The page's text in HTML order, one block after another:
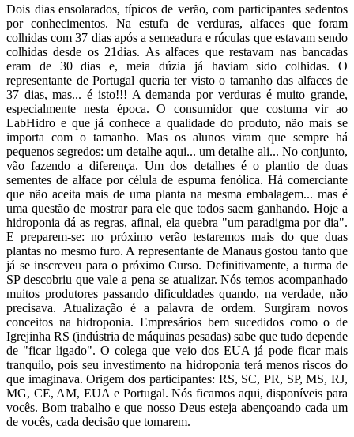
Dois dias ensolarados, típicos de verão, com participantes sedentos
por conhecimentos. Na estufa de verduras, alfaces que foram
colhidas com 37 dias após a semeadura e rúculas que estavam sendo
colhidas desde os 21dias. As alfaces que restavam nas bancadas
eram de 30 dias e, meia dúzia já haviam sido colhidas. O
representante de Portugal queria ter visto o tamanho das alfaces de
37 dias, mas... é isto!!! A demanda por verduras é muito grande,
especialmente nesta época. O consumidor que costuma vir ao
LabHidro e que já conhece a qualidade do produto, não mais se
importa com o tamanho. Mas os alunos viram que sempre há
pequenos segredos: um detalhe aqui... um detalhe ali... No conjunto,
vão fazendo a diferença. Um dos detalhes é o plantio de duas
sementes de alface por célula de espuma fenólica. Há comerciante
que não aceita mais de uma planta na mesma embalagem... mas é
uma questão de mostrar para ele que todos saem ganhando. Hoje a
hidroponia dá as regras, afinal, ela quebra "um paradigma por dia".
E preparem-se: no próximo verão testaremos mais do que duas
plantas no mesmo furo. A representante de Manaus gostou tanto que
já se inscreveu para o próximo Curso. Definitivamente, a turma de
SP descobriu que vale a pena se atualizar. Nós temos acompanhado
muitos produtores passando dificuldades quando, na verdade, não
precisava. Atualização é a palavra de ordem. Surgiram novos
conceitos na hidroponia. Empresários bem sucedidos como o de
Igrejinha RS (indústria de máquinas pesadas) sabe que tudo depende
de "ficar ligado". O colega que veio dos EUA já pode ficar mais
tranquilo, pois seu investimento na hidroponia terá menos riscos do
que imaginava. Origem dos participantes: RS, SC, PR, SP, MS, RJ,
MG, CE, AM, EUA e Portugal. Nós ficamos aqui, disponíveis para
vocês. Bom trabalho e que nosso Deus esteja abençoando cada um
de vocês, cada decisão que tomarem.